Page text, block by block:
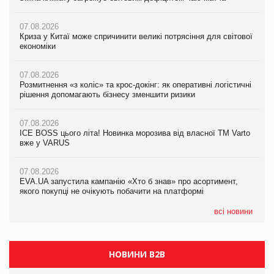
07.08.2026
Криза у Китаї може спричинити великі потрясіння для світової
економіки
07.08.2026
Розмитнення «з коліс» та крос-докінг: як оперативні логістичні
рішення допомагають бізнесу зменшити ризики
07.08.2026
ICE BOSS цього літа! Новинка морозива від власної ТМ Varto
вже у VARUS
07.08.2026
EVA.UA запустила кампанію «Хто б знав» про асортимент,
якого покупці не очікують побачити на платформі
всі новини
07.08.2026
Криза у Китаї може спричинити великі потрясіння для світової
економіки
07.08.2026
Розмитнення «з коліс» та крос-докінг: як оперативні логістичні
рішення допомагають бізнесу зменшити ризики
07.08.2026
ICE BOSS цього літа! Новинка морозива від власної ТМ Varto
вже у VARUS
07.08.2026
EVA.UA запустила кампанію «Хто б знав» про асортимент,
якого покупці не очікують побачити на платформі
07.08.2026
Криза у Китаї може спричинити великі потрясіння для світової
економіки
07.08.2026
Kraft Heinz скоротила збиток у першому півріччі
Продажі Hugo Boss впали на 9%
НОВИНИ B2B